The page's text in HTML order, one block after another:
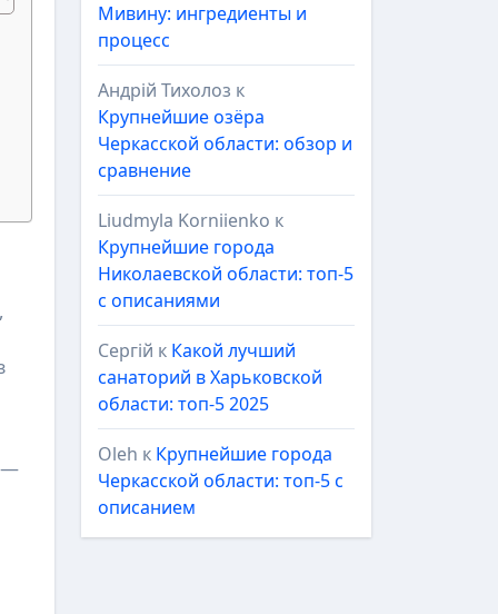
—
Мивину: ингредиенты и
процесс
Андрій Тихолоз к
Крупнейшие озёра
Черкасской области: обзор и
сравнение
Liudmyla Korniienko к
Крупнейшие города
Николаевской области: топ-5
с описаниями
Сергій к Какой лучший
санаторий в Харьковской
области: топ-5 2025
Oleh к Крупнейшие города
Черкасской области: топ-5 с
описанием